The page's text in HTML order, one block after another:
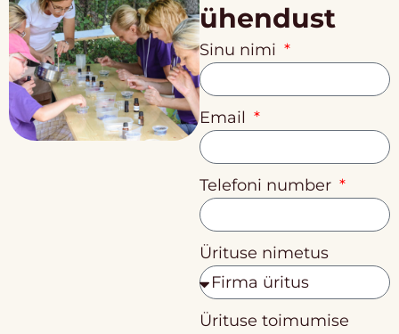
ühendust
Sinu nimi
Email
Telefoni number
Ürituse nimetus
Ürituse toimumise